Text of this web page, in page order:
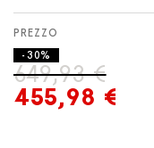
455,98 €
649,93 €
- 30%